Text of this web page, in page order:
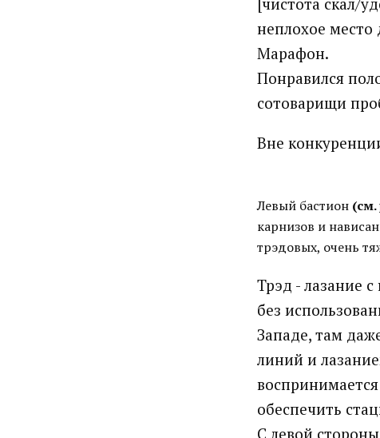
неплохое место
Марафон.
Понравился
сотоварищи
Вне
Левый бастион
карнизов и
трэдовых, очень
Трэд - лазание
без
Западе, там
линий и
обеспечить
С левой